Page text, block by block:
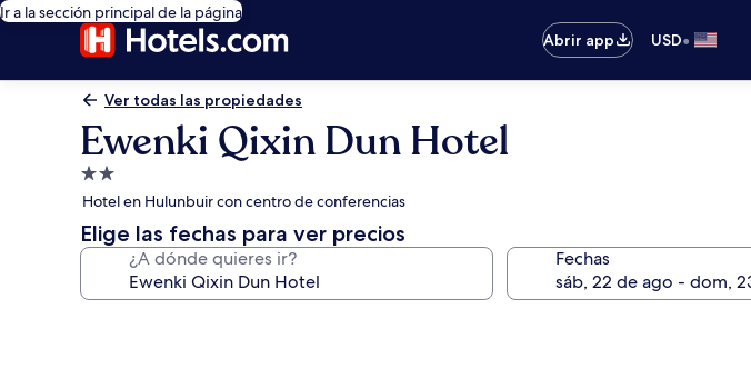
Ir a la sección principal de la página
Abrir app
USD•
Ver todas las propiedades
Ewenki Qixin Dun Hotel
Propiedad
de
2.0
estrellas
Hotel en Hulunbuir con centro de conferencias
Elige las fechas para ver precios
¿A dónde quieres ir? Fechas